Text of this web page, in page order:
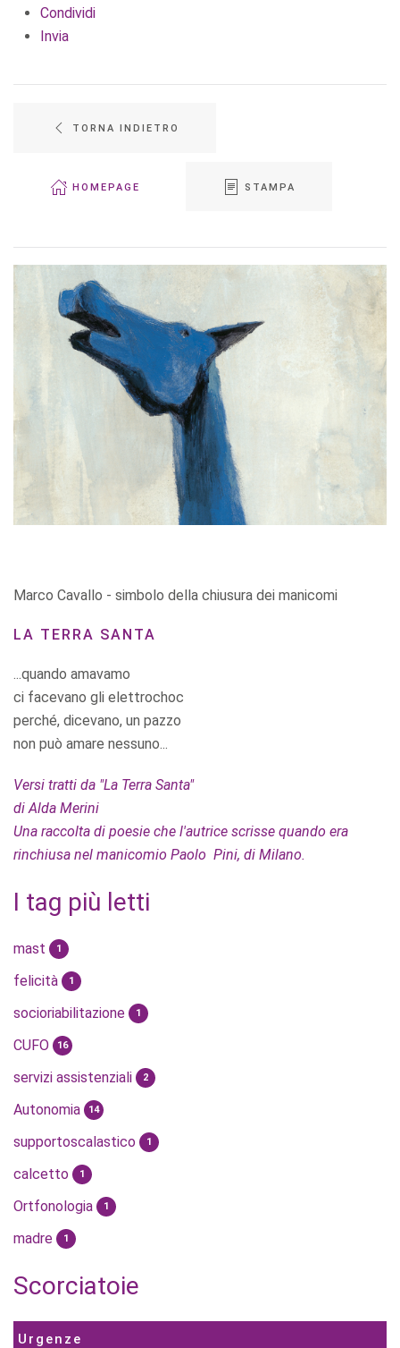
Condividi
Invia
TORNA INDIETRO
HOMEPAGE STAMPA
Marco Cavallo - simbolo della chiusura dei manicomi
LA TERRA SANTA
...quando amavamo
ci facevano gli elettrochoc
perché, dicevano, un pazzo
non può amare nessuno...
Versi tratti da "La Terra Santa"
di Alda Merini
Una raccolta di poesie che l'autrice scrisse quando era
rinchiusa nel manicomio Paolo Pini, di Milano.
I tag più letti
mast 1
felicità 1
socioriabilitazione 1
CUFO 16
servizi assistenziali 2
Autonomia 14
supportoscalastico 1
calcetto 1
Ortfonologia 1
madre 1
Scorciatoie
Urgenze